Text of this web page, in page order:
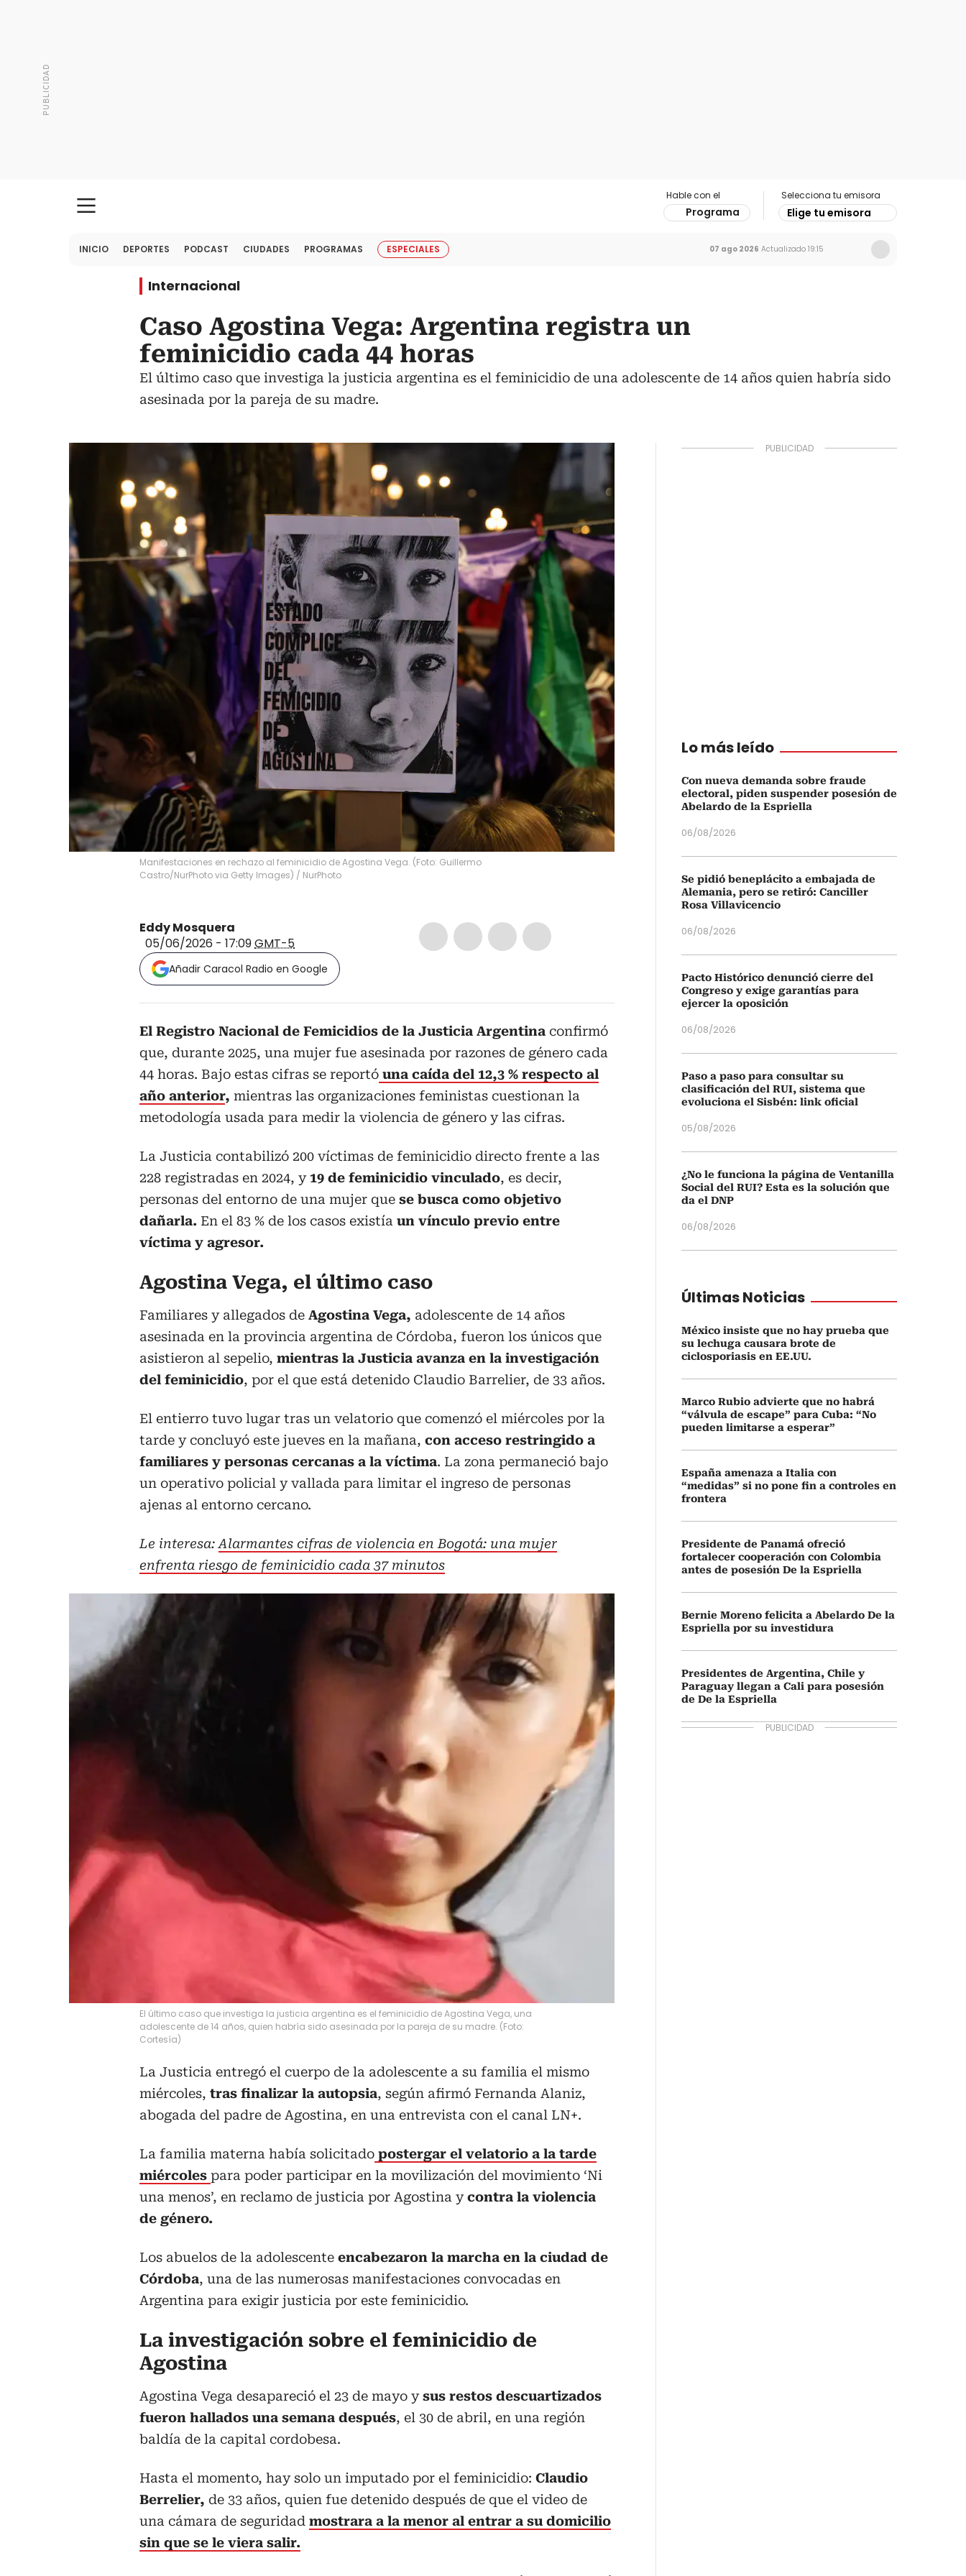
Hable con el
Programa
Selecciona tu emisora
Elige tu emisora
INICIO DEPORTES PODCAST CIUDADES PROGRAMAS ESPECIALES 07 ago 2026 Actualizado 19:15
Internacional
Caso Agostina Vega: Argentina registra un
feminicidio cada 44 horas
El último caso que investiga la justicia argentina es el feminicidio de una adolescente de 14 años quien habría sido
asesinada por la pareja de su madre.
Manifestaciones en rechazo al feminicidio de Agostina Vega. (Foto: Guillermo
Castro/NurPhoto via Getty Images) / NurPhoto
Eddy Mosquera
05/06/2026 - 17:09GMT-5
Añadir Caracol Radio en Google
El Registro Nacional de Femicidios de la Justicia Argentina confirmó
que, durante 2025, una mujer fue asesinada por razones de género cada
44 horas. Bajo estas cifras se reportó una caída del 12,3 % respecto al
año anterior, mientras las organizaciones feministas cuestionan la
metodología usada para medir la violencia de género y las cifras.
La Justicia contabilizó 200 víctimas de feminicidio directo frente a las
228 registradas en 2024, y19 de feminicidio vinculado, es decir,
personas del entorno de una mujer que se busca como objetivo
dañarla. En el 83 % de los casos existía un vínculo previo entre
víctima y agresor.
Agostina Vega, el último caso
Familiares y allegados de Agostina Vega, adolescente de 14 años
asesinada en la provincia argentina de Córdoba, fueron los únicos que
asistieron al sepelio, mientras la Justicia avanza en la investigación
del feminicidio, por el que está detenido Claudio Barrelier, de 33 años.
El entierro tuvo lugar tras un velatorio que comenzó el miércoles por la
tarde y concluyó este jueves en la mañana, con acceso restringido a
familiares y personas cercanas a la víctima. La zona permaneció bajo
un operativo policial y vallada para limitar el ingreso de personas
ajenas al entorno cercano.
Le interesa:Alarmantes cifras de violencia en Bogotá: una mujer
enfrenta riesgo de feminicidio cada 37 minutos
El último caso que investiga la justicia argentina es el feminicidio de Agostina Vega, una
adolescente de 14 años, quien habría sido asesinada por la pareja de su madre. (Foto:
Cortesía)
La Justicia entregó el cuerpo de la adolescente a su familia el mismo
miércoles, tras finalizar la autopsia, según afirmó Fernanda Alaniz,
abogada del padre de Agostina, en una entrevista con el canal LN+.
La familia materna había solicitado postergar el velatorio a la tarde
miércoles para poder participar en la movilización del movimiento ‘Ni
una menos’, en reclamo de justicia por Agostina ycontra la violencia
de género.
Los abuelos de la adolescente encabezaron la marcha en la ciudad de
Córdoba, una de las numerosas manifestaciones convocadas en
Argentina para exigir justicia por este feminicidio.
La investigación sobre el feminicidio de
Agostina
Agostina Vega desapareció el 23 de mayo ysus restos descuartizados
fueron hallados una semana después, el 30 de abril, en una región
baldía de la capital cordobesa.
Hasta el momento, hay solo un imputado por el feminicidio: Claudio
Berrelier, de 33 años, quien fue detenido después de que el video de
una cámara de seguridad mostrara a la menor al entrar a su domicilio
sin que se le viera salir.
Lo más leído
Con nueva demanda sobre fraude
electoral, piden suspender posesión de
Abelardo de la Espriella
06/08/2026
Se pidió beneplácito a embajada de
Alemania, pero se retiró: Canciller
Rosa Villavicencio
06/08/2026
Pacto Histórico denunció cierre del
Congreso y exige garantías para
ejercer la oposición
06/08/2026
Paso a paso para consultar su
clasificación del RUI, sistema que
evoluciona el Sisbén: link oficial
05/08/2026
¿No le funciona la página de Ventanilla
Social del RUI? Esta es la solución que
da el DNP
06/08/2026
Últimas Noticias
México insiste que no hay prueba que
su lechuga causara brote de
ciclosporiasis en EE.UU.
Marco Rubio advierte que no habrá
“válvula de escape” para Cuba: “No
pueden limitarse a esperar”
España amenaza a Italia con
“medidas” si no pone fin a controles en
frontera
Presidente de Panamá ofreció
fortalecer cooperación con Colombia
antes de posesión De la Espriella
Bernie Moreno felicita a Abelardo De la
Espriella por su investidura
Presidentes de Argentina, Chile y
Paraguay llegan a Cali para posesión
de De la Espriella